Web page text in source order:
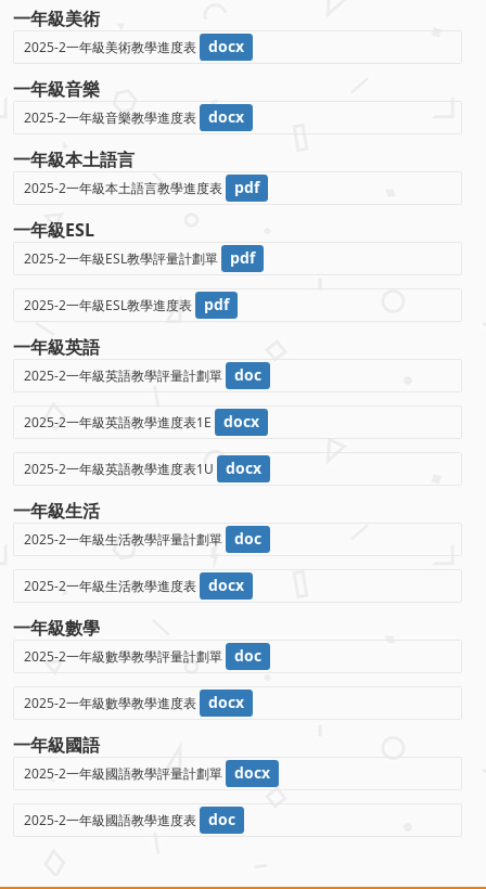
一年級國語
2025-2一年級國語教學評量計劃單 docx
2025-2一年級國語教學進度表 doc
一年級數學
2025-2一年級數學教學評量計劃單 doc
2025-2一年級數學教學進度表 docx
一年級生活
2025-2一年級生活教學評量計劃單 doc
2025-2一年級生活教學進度表 docx
一年級英語
2025-2一年級英語教學評量計劃單 doc
2025-2一年級英語教學進度表1E docx
2025-2一年級英語教學進度表1U docx
一年級ESL
2025-2一年級ESL教學評量計劃單 pdf
2025-2一年級ESL教學進度表 pdf
一年級本土語言
2025-2一年級本土語言教學進度表 pdf
一年級音樂
2025-2一年級音樂教學進度表 docx
一年級美術
2025-2一年級美術教學進度表 docx